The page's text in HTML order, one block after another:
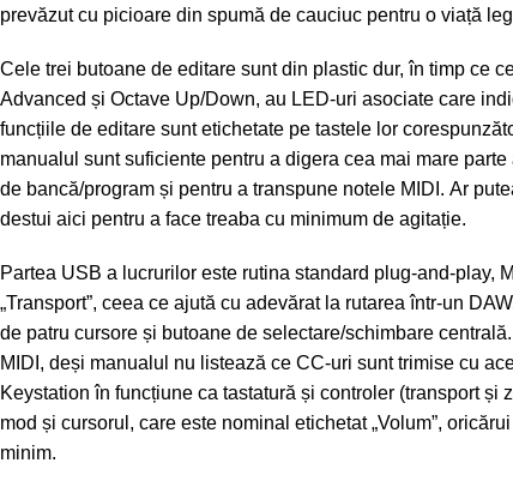
prevăzut cu picioare din spumă de cauciuc pentru o viață
Cele trei butoane de editare sunt din plastic dur, în timp ce
Advanced și Octave Up/Down, au LED-uri asociate care
funcțiile de editare sunt etichetate pe tastele lor
manualul sunt suficiente pentru a digera cea mai mare
de bancă/program și pentru a transpune notele MIDI. Ar
destui aici pentru a face treaba cu minimum de agitație.
Partea USB a lucrurilor este rutina standard plug-and-play,
„Transport”, ceea ce ajută cu adevărat la rutarea într-un
de patru cursore și butoane de selectare/schimbare
MIDI, deși manualul nu listează ce CC-uri sunt trimise cu
Keystation în funcțiune ca tastatură și controler (transport
mod și cursorul, care este nominal etichetat „Volum”,
minim.